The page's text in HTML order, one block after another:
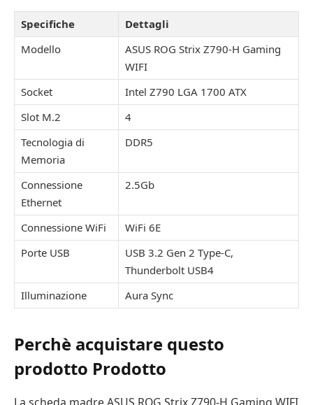
Specifiche
Dettagli
Modello
ASUS ROG Strix Z790-H Gaming
WIFI
Socket
Intel Z790 LGA 1700 ATX
Slot M.2
4
Tecnologia di
Memoria
DDR5
Connessione
Ethernet
2.5Gb
Connessione WiFi
WiFi 6E
Porte USB
USB 3.2 Gen 2 Type-C,
Thunderbolt USB4
Illuminazione
Aura Sync
Perchè acquistare questo
prodotto Prodotto
La scheda madre ASUS ROG Strix Z790-H Gaming WIFI